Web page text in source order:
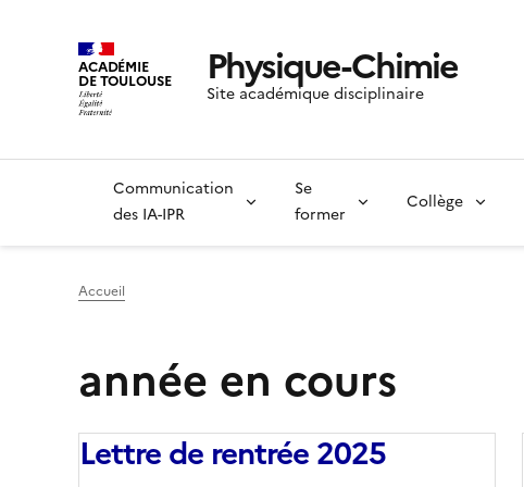
ACADÉMIE
DE TOULOUSE Physique-Chimie
Site académique disciplinaire
Communication
des IA-IPR
Se
former
Collège
Accueil
année en cours
Lettre de rentrée 2025